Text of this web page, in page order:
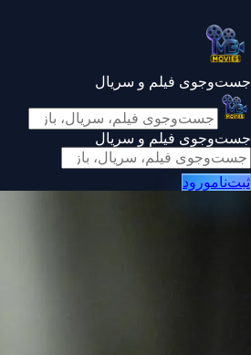
جست‌وجوی فیلم و سریال
جست‌وجوی فیلم و سریال
ثبت‌نامورود